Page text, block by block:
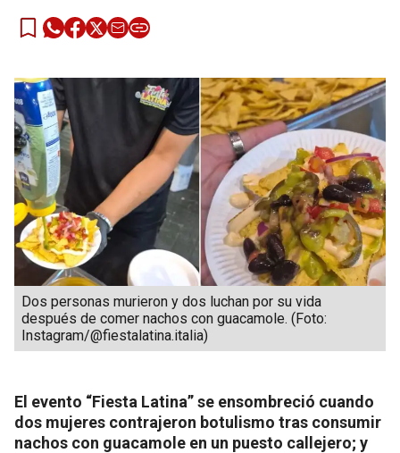
Dos personas murieron y dos luchan por su vida
después de comer nachos con guacamole. (Foto:
Instagram/@fiestalatina.italia)
El evento “Fiesta Latina” se ensombreció cuando
dos mujeres contrajeron botulismo tras consumir
nachos con guacamole en un puesto callejero; y